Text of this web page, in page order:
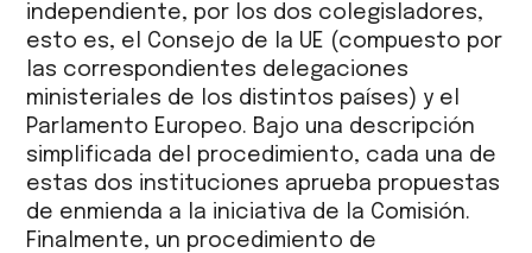
independiente, por los dos colegisladores,
esto es, el Consejo de la UE (compuesto por
las correspondientes delegaciones
ministeriales de los distintos países) y el
Parlamento Europeo. Bajo una descripción
simplificada del procedimiento, cada una de
estas dos instituciones aprueba propuestas
de enmienda a la iniciativa de la Comisión.
Finalmente, un procedimiento de